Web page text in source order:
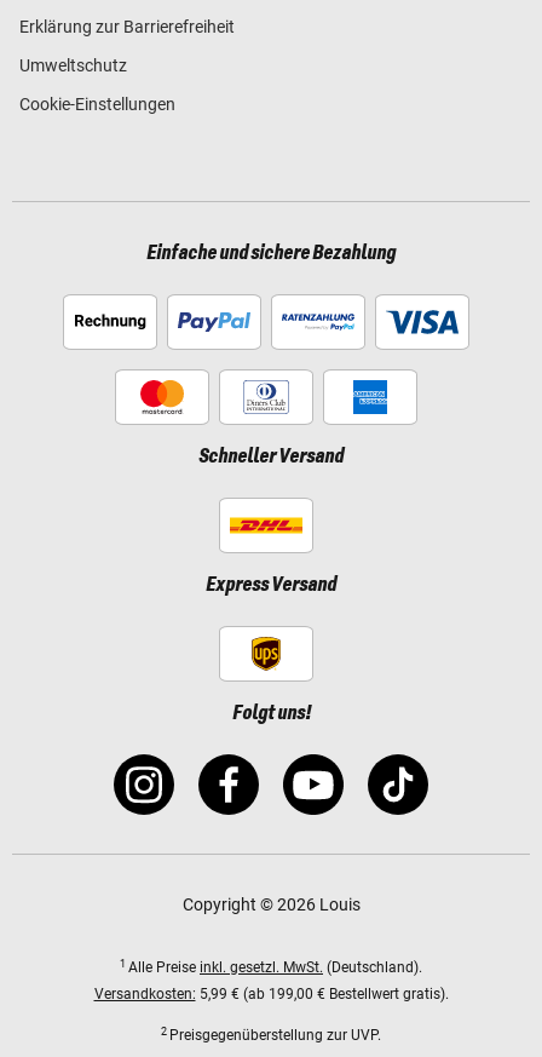
Erklärung zur Barrierefreiheit
Umweltschutz
Cookie-Einstellungen
Einfache und sichere Bezahlung
Schneller Versand
Express Versand
Folgt uns!
Copyright © 2026 Louis
1 Alle Preise inkl. gesetzl. MwSt. (Deutschland).
Versandkosten: 5,99 € (ab 199,00 € Bestellwert gratis).
2 Preisgegenüberstellung zur UVP.